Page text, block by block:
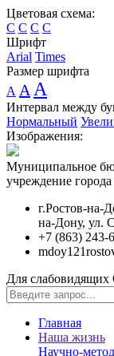
Цветовая схема:
C C C C
Шрифт
Arial Times
Размер шрифта
A A A
Интервал между
Нормальный
Изображения:
Муниципальное
учреждение
г.Ростов-на-
на-Дону, ул.
+7 (863) 243-
Для слабовидящих
Главная
Наша жизнь
Научно-